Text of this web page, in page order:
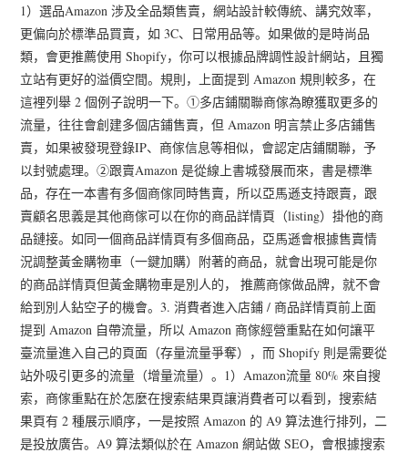
1）選品Amazon 涉及全品類售賣，網站設計較傳統、講究效率，
更偏向於標準品買賣，如 3C、日常用品等。如果做的是時尚品
類，會更推薦使用 Shopify，你可以根據品牌調性設計網站，且獨
立站有更好的溢價空間。規則，上面提到 Amazon 規則較多，在
這裡列舉 2 個例子說明一下。①多店鋪關聯商傢為瞭獲取更多的
流量，往往會創建多個店鋪售賣，但 Amazon 明言禁止多店鋪售
賣，如果被發現登錄IP、商傢信息等相似，會認定店鋪關聯，予
以封號處理。②跟賣Amazon 是從線上書城發展而來，書是標準
品，存在一本書有多個商傢同時售賣，所以亞馬遜支持跟賣，跟
賣顧名思義是其他商傢可以在你的商品詳情頁（listing）掛他的商
品鏈接。如同一個商品詳情頁有多個商品，亞馬遜會根據售賣情
況調整黃金購物車（一鍵加購）附著的商品，就會出現可能是你
的商品詳情頁但黃金購物車是別人的， 推薦商傢做品牌，就不會
給到別人鉆空子的機會。3. 消費者進入店鋪 / 商品詳情頁前上面
提到 Amazon 自帶流量，所以 Amazon 商傢經營重點在如何讓平
臺流量進入自己的頁面（存量流量爭奪），而 Shopify 則是需要從
站外吸引更多的流量（增量流量）。1）Amazon流量 80% 來自搜
索，商傢重點在於怎麼在搜索結果頁讓消費者可以看到，搜索結
果頁有 2 種展示順序，一是按照 Amazon 的 A9 算法進行排列，二
是投放廣告。A9 算法類似於在 Amazon 網站做 SEO，會根據搜索